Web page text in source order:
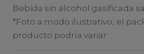
Bebida sin alcohol gasificada
*Foto a modo ilustrativo, el
producto podría variar